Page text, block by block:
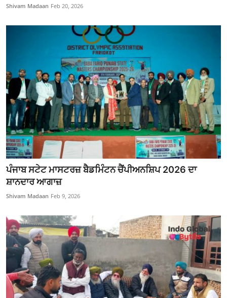
Shivam Madaan Feb 20, 2026
ਪੰਜਾਬ ਸਟੇਟ ਮਾਸਟਰਜ਼ ਬੈਡਮਿੰਟਨ ਚੈਂਪੀਅਨਸ਼ਿਪ 2026 ਦਾ
ਸ਼ਾਨਦਾਰ ਆਗਾਜ਼
Shivam Madaan Feb 9, 2026